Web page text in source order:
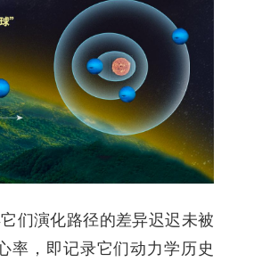
们演化路径的差异迟迟未被
率，即记录它们动力学历史